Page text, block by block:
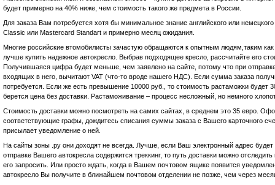
будет примерно на 40% ниже, чем стоимость такого же предмета в России.
Для заказа Вам потребуется хотя бы минимальное знание английского или
Classic или Mastercard Standart и примерно месяц ожидания.
Многие российские втомобилисты зачастую обращаются к опытным людям,таким как
лучше купить надежное автокресло. Выбрав подходящее кресло, рассчитайте его
Получившаяся цифра будет меньше, чем заявлено на сайте, потому что при
входящих в него, вычитают VAT (что-то вроде нашего НДС). Если сумма заказа
потребуется. Если же есть превышение 10000 руб., то стоимость растаможки
берется цена без доставки. Растаможивание – процесс несложный, но немного
Стоимость доставки можно посмотреть на самих сайтах, в среднем это 35 евро.
соответствующие графы, дождитесь списания суммы заказа с Вашего карточного
присылает уведомление о ней.
На сайты зоны .ру они доходят не всегда. Лучше, если Ваш электронный адрес
отправке Вашего автокресла содержится треккинг, то путь доставки можно
его запросить. Или просто ждать, когда в Вашем почтовом ящике появится
автокресло Вы получите в ближайшем почтовом отделении не позже, чем через